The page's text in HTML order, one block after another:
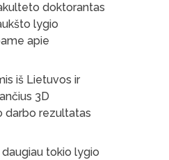
doktorantas
lygio
apie
iš Lietuvos ir
3D
darbo rezultatas
tokio lygio